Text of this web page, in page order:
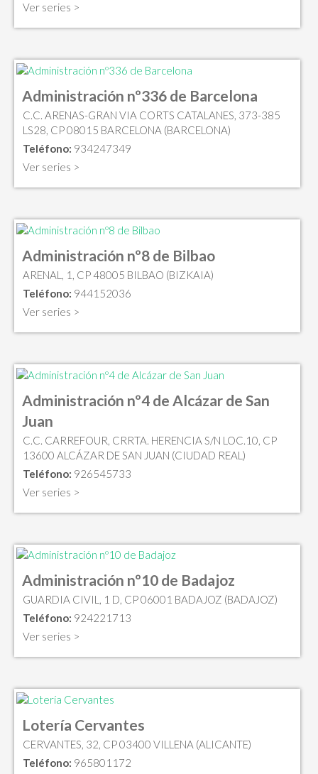
Ver series >
Administración nº336 de Barcelona
C.C. ARENAS-GRAN VIA CORTS CATALANES, 373-385
LS28, CP 08015 BARCELONA (BARCELONA)
Teléfono: 934247349
Ver series >
Administración nº8 de Bilbao
ARENAL, 1, CP 48005 BILBAO (BIZKAIA)
Teléfono: 944152036
Ver series >
Administración nº4 de Alcázar de San
Juan
C.C. CARREFOUR, CRRTA. HERENCIA S/N LOC.10, CP
13600 ALCÁZAR DE SAN JUAN (CIUDAD REAL)
Teléfono: 926545733
Ver series >
Administración nº10 de Badajoz
GUARDIA CIVIL, 1 D, CP 06001 BADAJOZ (BADAJOZ)
Teléfono: 924221713
Ver series >
Lotería Cervantes
CERVANTES, 32, CP 03400 VILLENA (ALICANTE)
Teléfono: 965801172